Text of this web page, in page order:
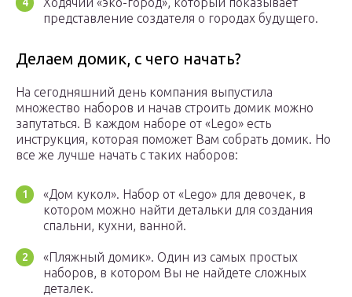
представление создателя о городах будущего.
Делаем домик, с чего начать?
На сегодняшний день компания выпустила
множество наборов и начав строить домик можно
запутаться. В каждом наборе от «Lego» есть
инструкция, которая поможет Вам собрать домик. Но
все же лучше начать с таких наборов:
«Дом кукол». Набор от «Lego» для девочек, в
котором можно найти детальки для создания
спальни, кухни, ванной.
«Пляжный домик». Один из самых простых
наборов, в котором Вы не найдете сложных
деталек.